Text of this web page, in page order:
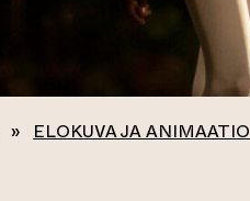
» ELOKUVA JA ANIMAATIO